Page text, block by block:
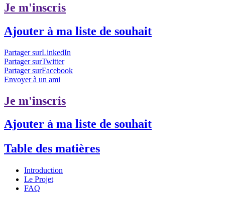
Je m'inscris
Ajouter à ma liste de souhait
Partager surLinkedIn
Partager surTwitter
Partager surFacebook
Envoyer à un ami
Je m'inscris
Ajouter à ma liste de souhait
Table des matières
Introduction
Le Projet
FAQ